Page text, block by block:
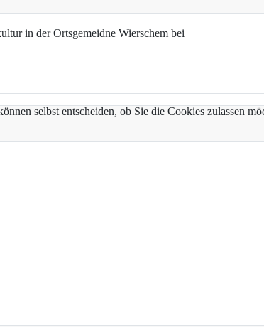
in der Ortsgemeidne Wierschem bei
selbst entscheiden, ob Sie die Cookies zulassen